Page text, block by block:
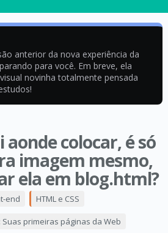
anterior da nova experiência da
para você. Em breve, ela
novinha totalmente pensada
colocar, é só
imagem mesmo,
ela em blog.html?
end HTML e CSS
Suas primeiras páginas da Web